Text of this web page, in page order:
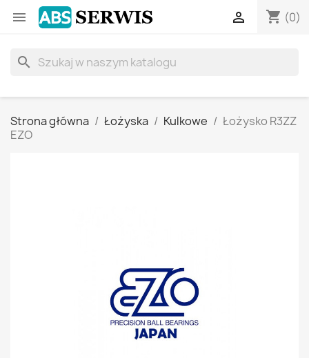
 shopping_cart (0)

search
Strona główna Łożyska Kulkowe
Łożysko R3ZZ
EZO